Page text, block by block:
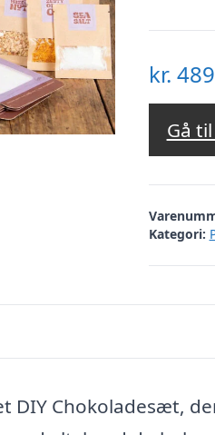
kr.
Gå
Kategori:
DIY Chokoladesæt,